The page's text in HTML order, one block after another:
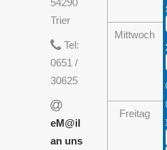
54290
Trier
Tel:
0651 /
30625
eM@il
an uns
Mittwoch
Freitag